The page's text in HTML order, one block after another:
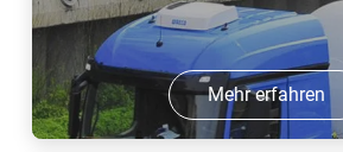
Mehr erfahren